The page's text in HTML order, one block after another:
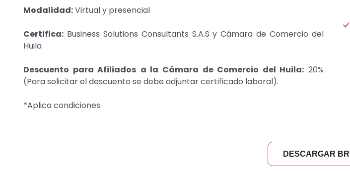
Modalidad:Virtual y presencial
Certifica: Business Solutions Consultants S.A.S y Cámara de Comercio del
Huila
Descuento para Afiliados a la Cámara de Comercio del Huila: 20%
(Para solicitar el descuento se debe adjuntar certificado laboral).
*Aplica condiciones
DESCARGAR